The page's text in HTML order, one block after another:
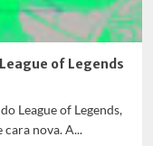
of Legends
League of Legends,
nova. A...